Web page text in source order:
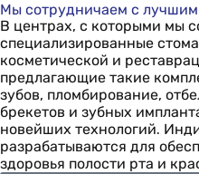
Мы сотрудничаем с
В центрах, с которыми мы
специализированные
косметической и
предлагающие такие
зубов, пломбирование,
брекетов и зубных
новейших технологий.
разрабатываются для
здоровья полости рта и